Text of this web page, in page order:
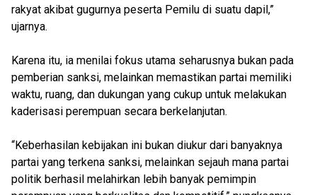
rakyat akibat gugurnya peserta Pemilu di suatu dapil,”
ujarnya.
Karena itu, ia menilai fokus utama seharusnya bukan pada
pemberian sanksi, melainkan memastikan partai memiliki
waktu, ruang, dan dukungan yang cukup untuk melakukan
kaderisasi perempuan secara berkelanjutan.
“Keberhasilan kebijakan ini bukan diukur dari banyaknya
partai yang terkena sanksi, melainkan sejauh mana partai
politik berhasil melahirkan lebih banyak pemimpin